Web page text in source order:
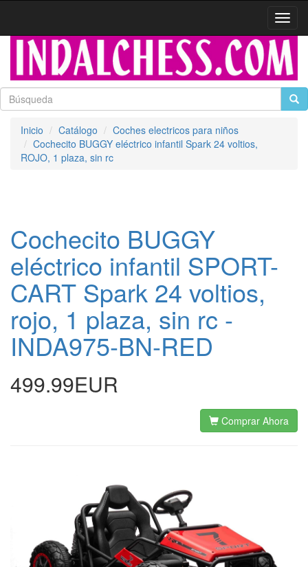
Inicio Catálogo
Coches electricos para niños
Cochecito BUGGY eléctrico infantil Spark 24 voltios,
ROJO, 1 plaza, sin rc
Cochecito BUGGY
eléctrico infantil SPORT-
CART Spark 24 voltios,
rojo, 1 plaza, sin rc -
INDA975-BN-RED
499.99EUR
Comprar Ahora